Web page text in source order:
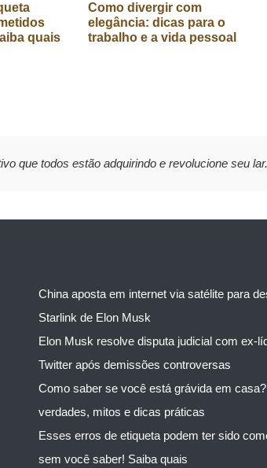
quais
Como divergir com
elegância: dicas para o
trabalho e a vida pessoal
que todos estão adquirindo e revolucione seu
China aposta em internet via satélite para
Starlink de Elon Musk
Elon Musk resolve disputa judicial com ex-
Twitter após demissões controversas
Como saber se você está grávida em casa?
verdades, mitos e dicas práticas
Esses erros de etiqueta podem ter sido
sem você saber! Saiba quais